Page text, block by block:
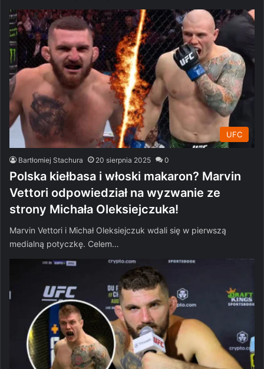
UFC
Bartłomiej Stachura 20 sierpnia 2025 0
Polska kiełbasa i włoski makaron? Marvin
Vettori odpowiedział na wyzwanie ze
strony Michała Oleksiejczuka!
Marvin Vettori i Michał Oleksiejczuk wdali się w pierwszą
medialną potyczkę. Celem…